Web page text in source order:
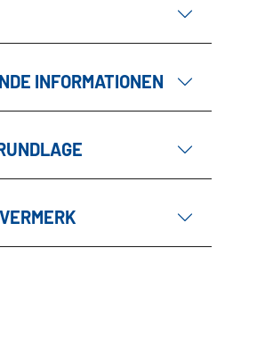
INFORMATIONEN